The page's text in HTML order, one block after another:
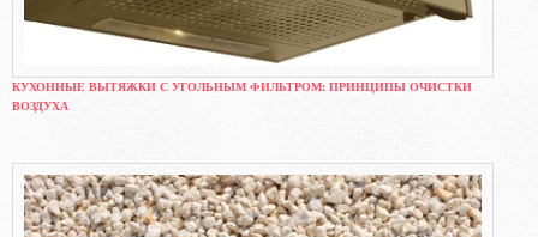
КУХОННЫЕ ВЫТЯЖКИ С УГОЛЬНЫМ ФИЛЬТРОМ: ПРИНЦИПЫ ОЧИСТКИ
ВОЗДУХА